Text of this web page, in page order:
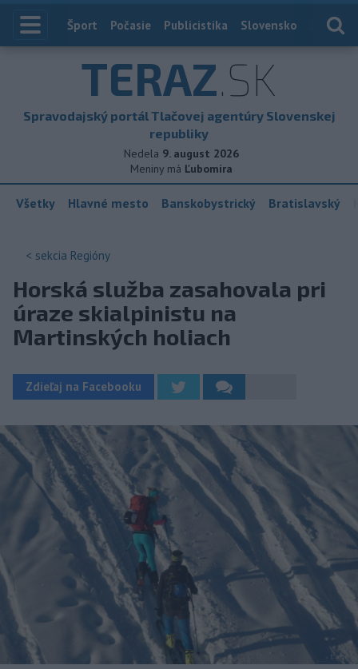
Index
Šport Počasie Publicistika Slovensko
TERAZ.SK
Spravodajský portál Tlačovej agentúry Slovenskej
republiky
Nedela 9. august 2026
Meniny má Ľubomíra
Všetky Hlavné mesto Banskobystrický Bratislavský
< sekcia Regióny
Horská služba zasahovala pri
úraze skialpinistu na
Martinských holiach
Zdieľaj na Facebooku